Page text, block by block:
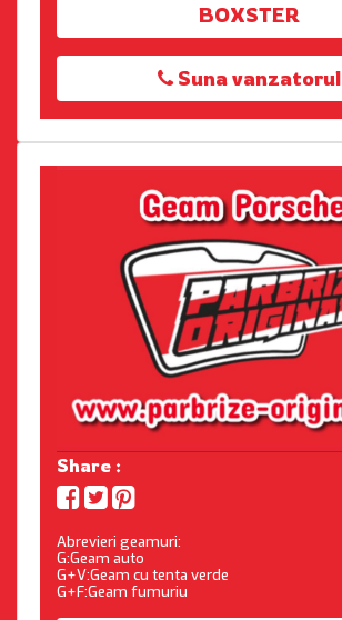
BOXSTER
Suna vanzatorul
Share :
Abrevieri geamuri:
G:Geam auto
G+V:Geam cu tenta verde
G+F:Geam fumuriu